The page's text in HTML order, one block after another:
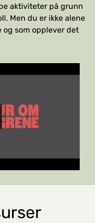
aktiviteter på grunn
Men du er ikke alene
og som opplever det